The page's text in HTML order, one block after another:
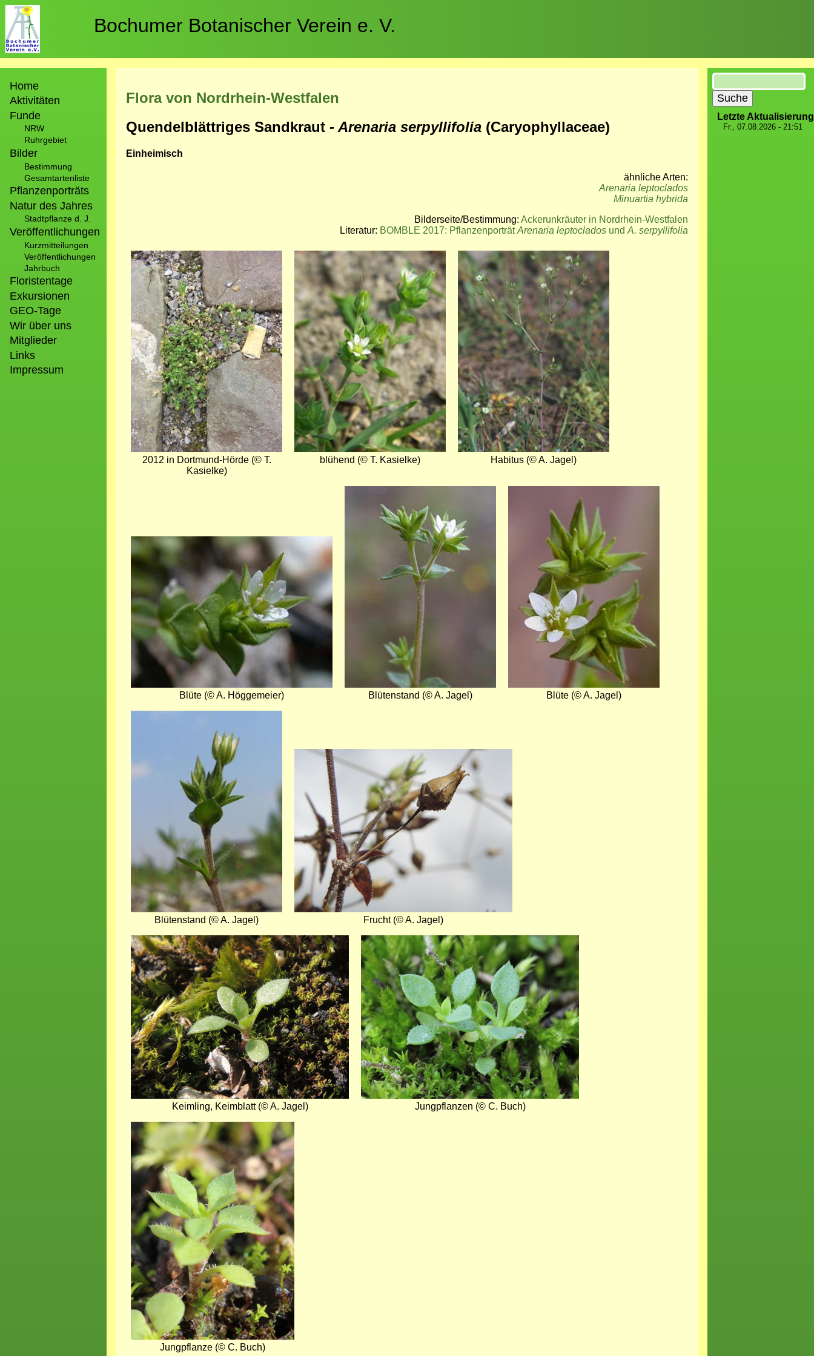
Direkt
zum
Inhalt
Bochumer Botanischer Verein e. V.
Home
Aktivitäten
Funde
NRW
Ruhrgebiet
Bilder
Bestimmung
Gesamtartenliste
Pflanzenporträts
Natur des Jahres
Stadtpflanze d. J.
Veröffentlichungen
Kurzmitteilungen
Veröffentlichungen
Jahrbuch
Floristentage
Exkursionen
GEO-Tage
Wir über uns
Mitglieder
Links
Impressum
Flora von Nordrhein-Westfalen
Quendelblättriges Sandkraut - Arenaria serpyllifolia (Caryophyllaceae)
Einheimisch
ähnliche Arten:
Arenaria leptoclados
Minuartia hybrida
Bilderseite/Bestimmung: Ackerunkräuter in Nordrhein-Westfalen
Literatur: BOMBLE 2017: PflanzenporträtArenaria leptoclados und A. serpyllifolia
Bild
2012 in Dortmund-Hörde (© T.
Kasielke)
Bild
blühend (© T. Kasielke)
Bild
Habitus (© A. Jagel)
Bild
Blüte (© A. Höggemeier) Blütenstand (© A. Jagel)
Blüte (© A. Jagel)
Blütenstand (© A. Jagel)
Bild
Frucht (© A. Jagel)
Bild
Keimling, Keimblatt (© A. Jagel)
Bild
Jungpflanzen (© C. Buch)
Bild
Jungpflanze (© C. Buch)
Suche
Letzte Aktualisierung
Fr., 07.08.2026 - 21:51